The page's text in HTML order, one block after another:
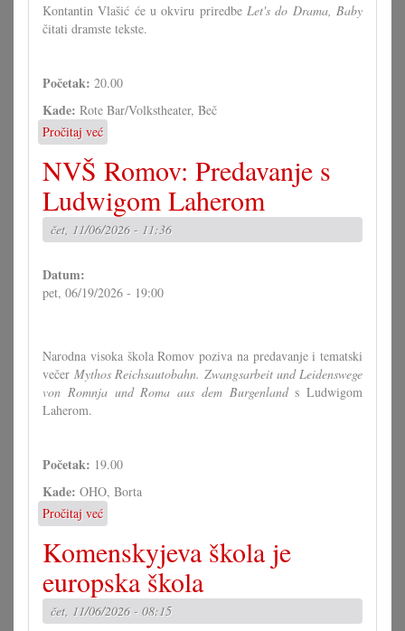
Kontantin Vlašić će u okviru priredbe Let's do Drama, Baby
čitati dramste tekste.
Početak: 20.00
Kade: Rote Bar/Volkstheater, Beč
Pročitaj već
"Let's
do
Drama,
Baby"
s
Konstantinom
NVŠ Romov: Predavanje s
Ludwigom Laherom
čet, 11/06/2026 - 11:36
Datum:
pet, 06/19/2026 - 19:00
Narodna visoka škola Romov poziva na predavanje i tematski
večerMythos Reichsautobahn. Zwangsarbeit und Leidenswege
von Romnja und Roma aus dem Burgenlands Ludwigom
Laherom.
Početak: 19.00
Kade: OHO, Borta
Pročitaj već
NVŠ
Romov:
Predavanje
s
Ludwigom
Laherom
Komenskyjeva škola je
europska škola
čet, 11/06/2026 - 08:15